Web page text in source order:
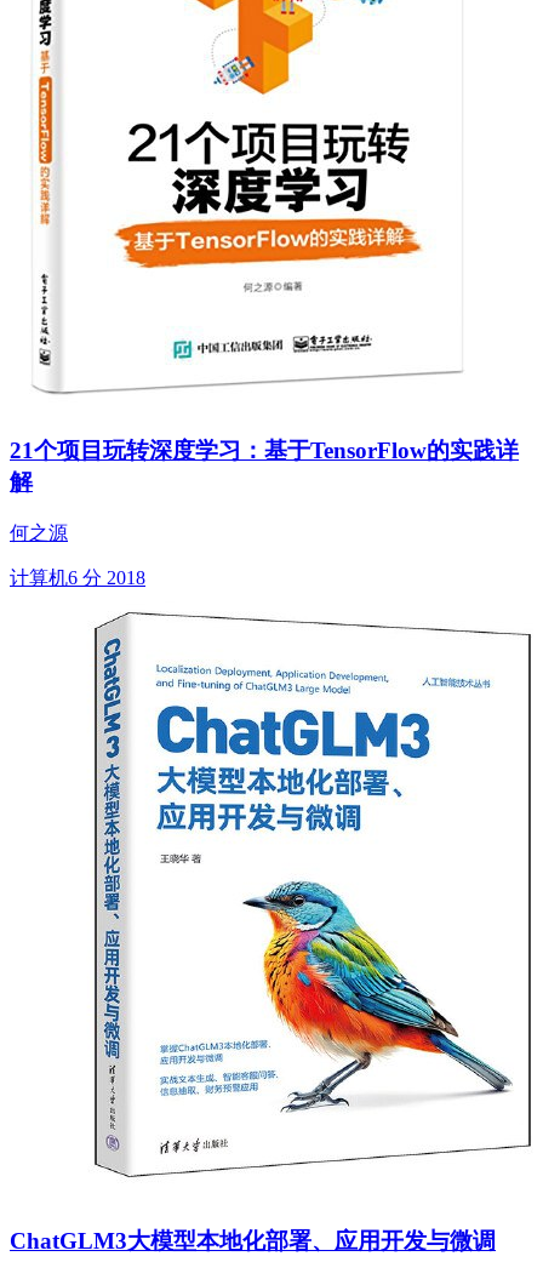
21个项目玩转深度学习：基于TensorFlow的实践详
解
何之源
计算机6 分 2018
ChatGLM3大模型本地化部署、应用开发与微调